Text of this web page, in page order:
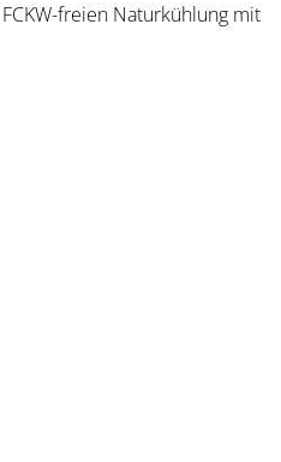
freien Naturkühlung mit